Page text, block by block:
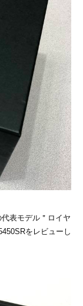
表モデル＂ロイヤ
をレビューし